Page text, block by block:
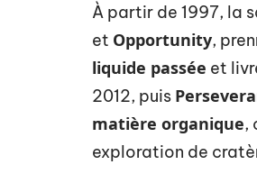
À partir de 1997, la
et Opportunity,
liquide passée et
2012, puis
matière organique,
exploration de